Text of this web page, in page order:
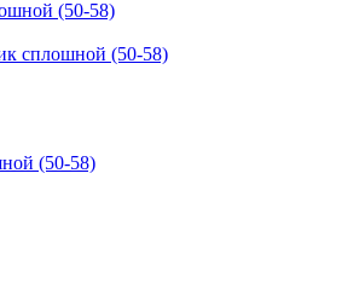
сплошной (50-58)
(50-58)